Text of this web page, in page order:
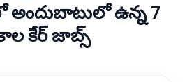
అందుబాటులో ఉన్న 7
కేర్ జాబ్స్